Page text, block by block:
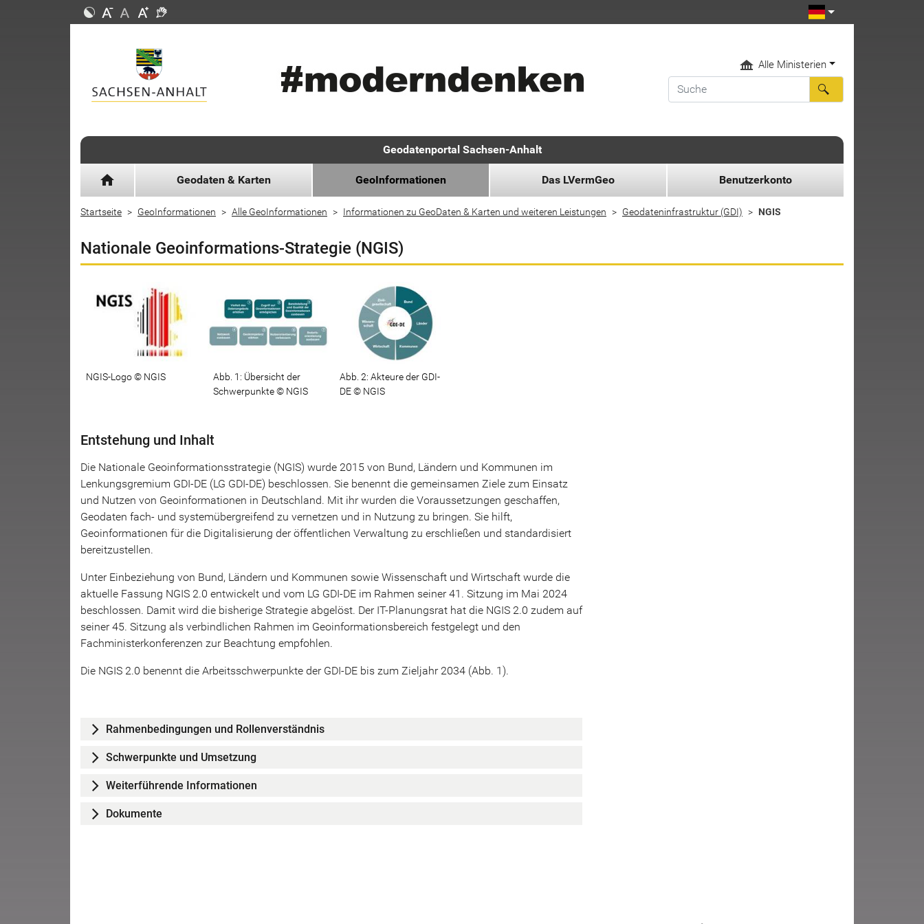
Alle Ministerien
Geodatenportal Sachsen-Anhalt
home Geodaten & Karten GeoInformationen Das LVermGeo Benutzerkonto
Startseite GeoInformationen Alle GeoInformationen Informationen zu GeoDaten & Karten und weiteren Leistungen Geodateninfrastruktur (GDI) NGIS
Nationale Geoinformations-Strategie (NGIS)
NGIS-Logo © NGIS
Abb. 1: Übersicht der
Schwerpunkte © NGIS
Abb. 2: Akteure der GDI-
DE © NGIS
Entstehung und Inhalt
Die Nationale Geoinformationsstrategie (NGIS) wurde 2015 von Bund, Ländern und Kommunen im
Lenkungsgremium GDI-DE (LG GDI-DE) be­schlos­sen. Sie benennt die gemeinsamen Ziele zum Einsatz
und Nutzen von Geoinformationen in Deutschland. Mit ihr wurden die Voraussetzungen geschaffen,
Geodaten fach- und systemübergreifend zu vernetzen und in Nutzung zu bringen. Sie hilft,
Geoinformationen für die Digitalisierung der öffentlichen Verwaltung zu erschließen und standardisiert
bereitzustellen.
Unter Einbeziehung von Bund, Ländern und Kommunen sowie Wissenschaft und Wirtschaft wurde die
aktuelle Fassung NGIS 2.0 entwickelt und vom LG GDI-DE im Rahmen seiner 41. Sitzung im Mai 2024
beschlossen. Damit wird die bisherige Strategie abgelöst. Der IT-Planungsrat hat die NGIS 2.0 zudem auf
seiner 45. Sitzung als verbindlichen Rahmen im Geoinformationsbereich festgelegt und den
Fachministerkonferenzen zur Beachtung empfohlen.
Die NGIS 2.0 benennt die Arbeitsschwerpunkte der GDI-DE bis zum Zieljahr 2034 (Abb. 1).
Rahmenbedingungen und Rollenverständnis
Schwerpunkte und Umsetzung
Weiterführende Informationen
Dokumente